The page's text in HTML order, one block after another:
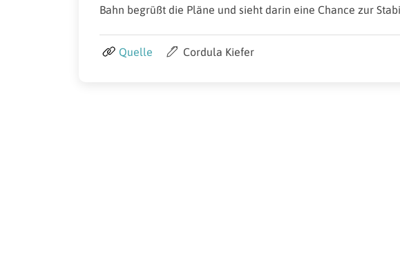
Bahn begrüßt die Pläne und sieht darin eine Chance zur
Quelle Cordula Kiefer